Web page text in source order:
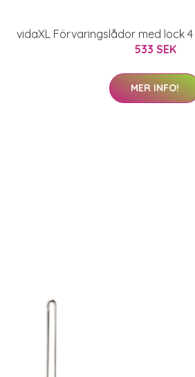
vidaXL Förvaringslådor med lock
533 SEK
MER INFO!